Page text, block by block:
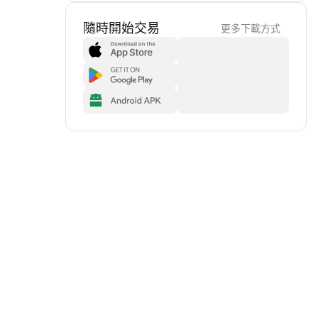
隨時開始交易 更多下載方式